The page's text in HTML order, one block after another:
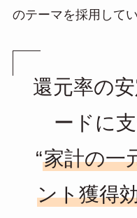
のテーマを採用してい
還元率の
ードに
“家計の一
ント獲得